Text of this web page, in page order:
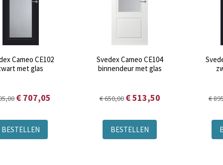
Cameo CE102
met glas
€ 707,05
BESTELLEN
Svedex Cameo CE104
binnendeur met glas
€ 650,00 € 513,50
BESTELLEN
€